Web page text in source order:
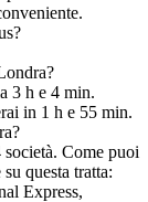
3 h e 4 min.
in 1 h e 55 min.
Come puoi
questa tratta:
Express,